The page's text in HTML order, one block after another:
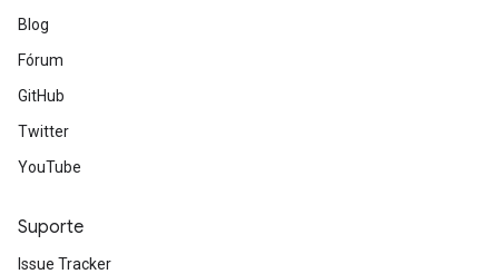
Blog
Fórum
GitHub
Twitter
YouTube
Suporte
Issue Tracker